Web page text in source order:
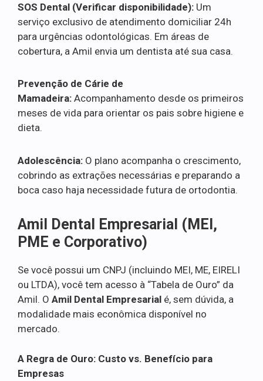
SOS Dental (Verificar disponibilidade): Um
serviço exclusivo de atendimento domiciliar 24h
para urgências odontológicas. Em áreas de
cobertura, a Amil envia um dentista até sua casa.
Prevenção de Cárie de
Mamadeira: Acompanhamento desde os primeiros
meses de vida para orientar os pais sobre higiene e
dieta.
Adolescência: O plano acompanha o crescimento,
cobrindo as extrações necessárias e preparando a
boca caso haja necessidade futura de ortodontia.
Amil Dental Empresarial (MEI,
PME e Corporativo)
Se você possui um CNPJ (incluindo MEI, ME, EIRELI
ou LTDA), você tem acesso à “Tabela de Ouro” da
Amil. O Amil Dental Empresarial é, sem dúvida, a
modalidade mais econômica disponível no
mercado.
A Regra de Ouro: Custo vs. Benefício para
Empresas